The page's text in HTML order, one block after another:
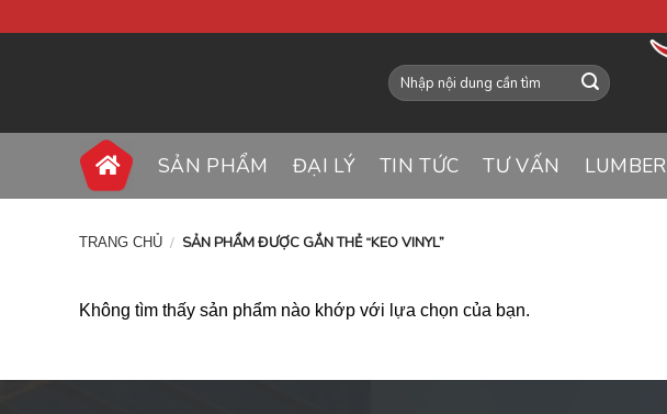
SẢN PHẨM ĐẠI LÝ TIN TỨC TƯ VẤN LUMBER
TRANG CHỦ / SẢN PHẨM ĐƯỢC GẮN THẺ “KEO VINYL”
Không tìm thấy sản phẩm nào khớp với lựa chọn của bạn.